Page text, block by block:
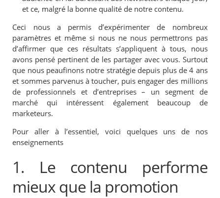
et ce, malgré la bonne qualité de notre contenu.
Ceci nous a permis d’expérimenter de nombreux
paramètres et même si nous ne nous permettrons pas
d’affirmer que ces résultats s’appliquent à tous, nous
avons pensé pertinent de les partager avec vous. Surtout
que nous peaufinons notre stratégie depuis plus de 4 ans
et sommes parvenus à toucher, puis engager des millions
de professionnels et d’entreprises – un segment de
marché qui intéressent également beaucoup de
marketeurs.
Pour aller à l’essentiel, voici quelques uns de nos
enseignements
1. Le contenu performe
mieux que la promotion